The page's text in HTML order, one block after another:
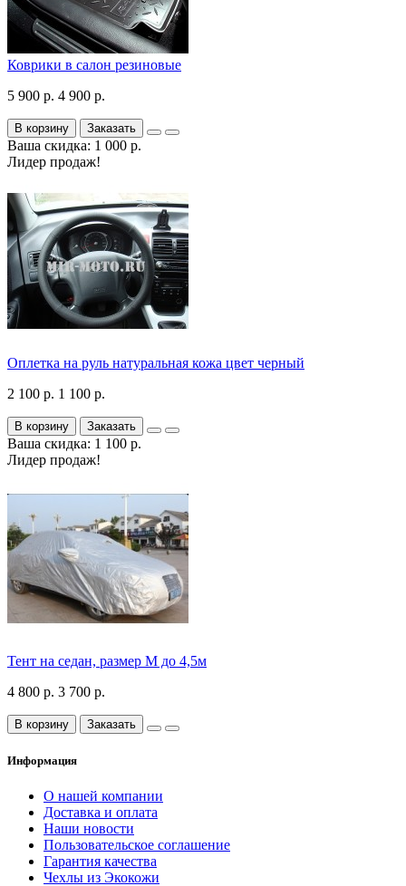
Коврики в салон резиновые
5 900 р. 4 900 р.
В корзину Заказать
Ваша скидка: 1 000 р.
Лидер продаж!
Оплетка на руль натуральная кожа цвет черный
2 100 р. 1 100 р.
В корзину Заказать
Ваша скидка: 1 100 р.
Лидер продаж!
Тент на седан, размер М до 4,5м
4 800 р. 3 700 р.
В корзину Заказать
Информация
О нашей компании
Доставка и оплата
Наши новости
Пользовательское соглашение
Гарантия качества
Чехлы из Экокожи